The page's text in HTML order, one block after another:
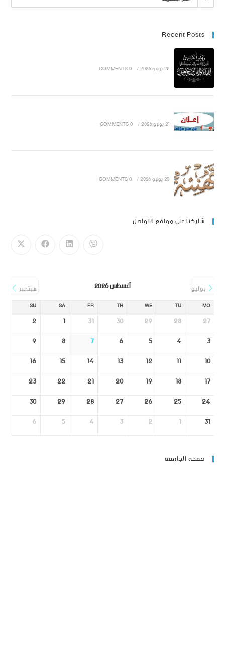
Recent Posts
22 يوليو 2026 /
0 COMMENTS
21 يوليو 2026 /
0 COMMENTS
20 يوليو 2026 /
0 COMMENTS
شاركنا على مواقع التواصل
يوليو أغسطس 2026 سبتمبر
MO
TU
WE
TH
FR
SA
SU
27
28
29
30
31
1
2
3
4
5
6
7
8
9
10
11
12
13
14
15
16
17
18
19
20
21
22
23
24
25
26
27
28
29
30
31
1
2
3
4
5
6
صفحة الجامعة